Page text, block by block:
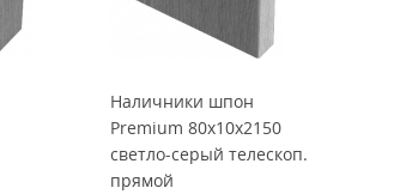
Наличники шпон
Premium 80x10x2150
светло-серый телескоп.
прямой